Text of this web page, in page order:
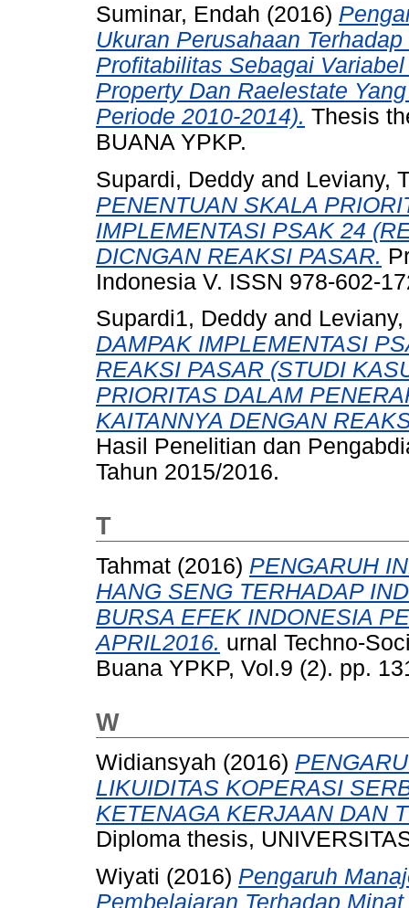
Suminar, Endah (2016)
Ukuran Perusahaan
Profitabilitas Sebagai
Property Dan Raelestate
Periode 2010-2014). Thesis
BUANA YPKP.
Supardi, Deddy and Leviany,
PENENTUAN SKALA
IMPLEMENTASI PSAK 24
DICNGAN REAKSI PASAR.
Indonesia V. ISSN 978-602-
Supardi1, Deddy and Leviany,
DAMPAK IMPLEMENTASI
REAKSI PASAR (STUDI
PRIORITAS DALAM
KAITANNYA DENGAN
Hasil Penelitian dan
Tahun 2015/2016.
T
Tahmat (2016) PENGARUH
HANG SENG TERHADAP
BURSA EFEK INDONESIA
APRIL2016. urnal Techno-
Buana YPKP, Vol.9 (2). pp.
W
Widiansyah (2016)
LIKUIDITAS KOPERASI
KETENAGA KERJAAN DAN
Diploma thesis,
Wiyati (2016) Pengaruh
Pembelajaran Terhadap